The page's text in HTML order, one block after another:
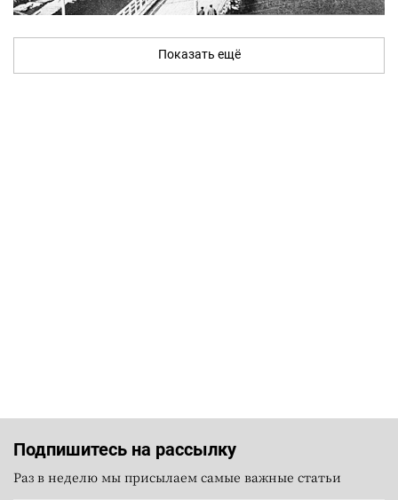
Показать ещё
Подпишитесь на рассылку
Раз в неделю мы присылаем самые важные статьи